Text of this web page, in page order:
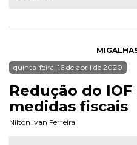
quinta-feira, 16 de abril de 2020
Redução do
medidas fiscais
Nilton Ivan Ferreira